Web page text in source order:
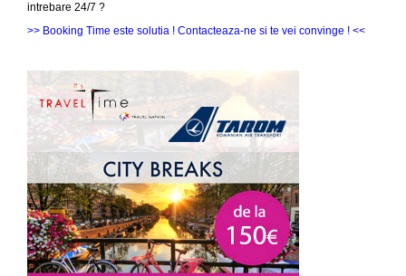
intrebare 24/7 ?
>> Booking Time este solutia ! Contacteaza-ne si te vei convinge ! <<